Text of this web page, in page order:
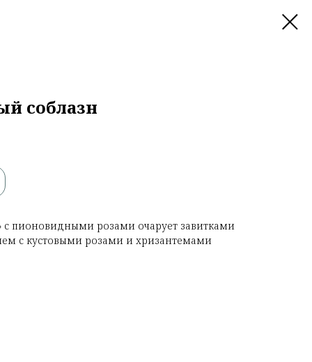
соблазн
с пионовидными розами очарует завитками
с кустовыми розами и хризантемами